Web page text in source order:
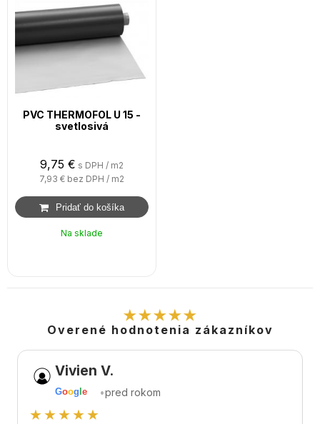
PVC THERMOFOL U 15 -
svetlosivá
9,75 € s DPH / m2
7,93 € bez DPH / m2
Na sklade
★★★★★
Overené hodnotenia zákazníkov
Vivien V.
Goog le •pred rokom
★★★★★